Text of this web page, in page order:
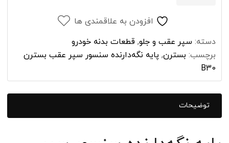
افزودن به علاقمندی ها
دسته: سپر عقب و جلو, قطعات بدنه خودرو
برچسب: بسترن, پایه نگه‌دارنده سنسور سپر عقب بسترن
B30
توضیحات